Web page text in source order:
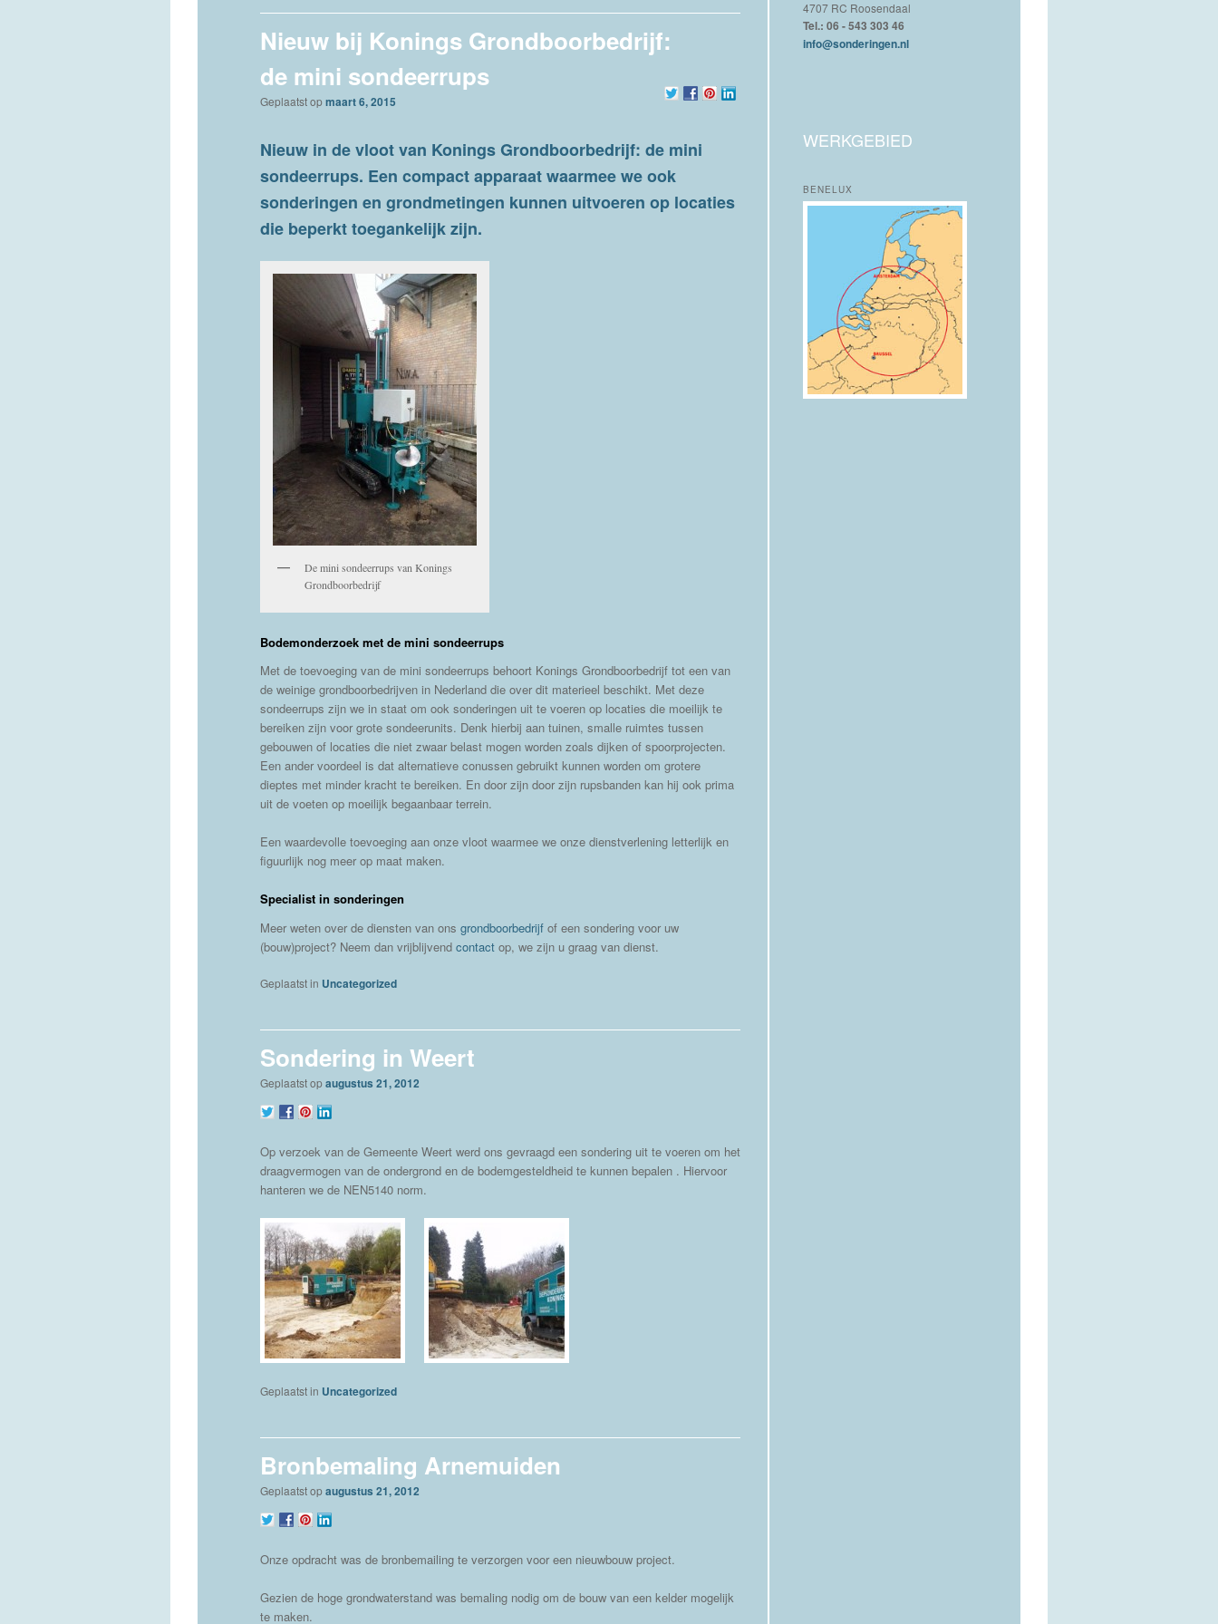
Nieuw bij Konings Grondboorbedrijf:
de mini sondeerrups
Geplaatst opmaart 6, 2015
Nieuw in de vloot van Konings Grondboorbedrijf: de mini
sondeerrups. Een compact apparaat waarmee we ook
sonderingen en grondmetingen kunnen uitvoeren op locaties
die beperkt toegankelijk zijn.
De mini sondeerrups van Konings
Grondboorbedrijf
Bodemonderzoek met de mini sondeerrups
Met de toevoeging van de mini sondeerrups behoort Konings Grondboorbedrijf tot een van
de weinige grondboorbedrijven in Nederland die over dit materieel beschikt. Met deze
sondeerrups zijn we in staat om ook sonderingen uit te voeren op locaties die moeilijk te
bereiken zijn voor grote sondeerunits. Denk hierbij aan tuinen, smalle ruimtes tussen
gebouwen of locaties die niet zwaar belast mogen worden zoals dijken of spoorprojecten.
Een ander voordeel is dat alternatieve conussen gebruikt kunnen worden om grotere
dieptes met minder kracht te bereiken. En door zijn door zijn rupsbanden kan hij ook prima
uit de voeten op moeilijk begaanbaar terrein.
Een waardevolle toevoeging aan onze vloot waarmee we onze dienstverlening letterlijk en
figuurlijk nog meer op maat maken.
Specialist in sonderingen
Meer weten over de diensten van ons grondboorbedrijf of een sondering voor uw
(bouw)project? Neem dan vrijblijvend contact op, we zijn u graag van dienst.
Geplaatst in Uncategorized
Sondering in Weert
Geplaatst opaugustus 21, 2012
Op verzoek van de Gemeente Weert werd ons gevraagd een sondering uit te voeren om het
draagvermogen van de ondergrond en de bodemgesteldheid te kunnen bepalen . Hiervoor
hanteren we de NEN5140 norm.
Geplaatst in Uncategorized
Bronbemaling Arnemuiden
Geplaatst opaugustus 21, 2012
Onze opdracht was de bronbemailing te verzorgen voor een nieuwbouw project.
Gezien de hoge grondwaterstand was bemaling nodig om de bouw van een kelder mogelijk
te maken.
4707 RC Roosendaal
Tel.: 06 - 543 303 46
info@sonderingen.nl
WERKGEBIED
BENELUX